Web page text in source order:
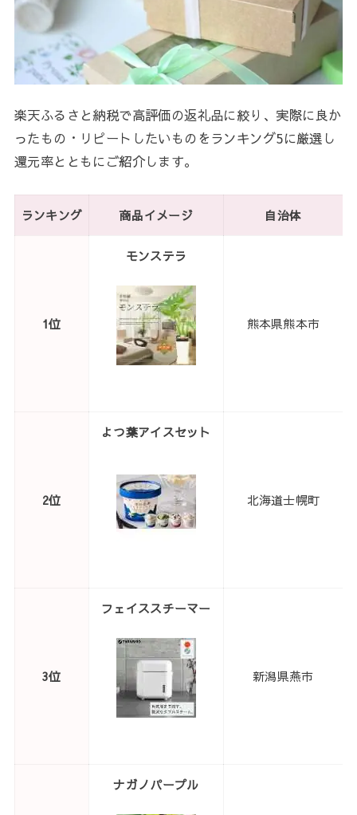
楽天ふるさと納税で高評価の返礼品に絞り、実際に良か
ったもの・リピートしたいものをランキング5に厳選し
還元率とともにご紹介します。
ランキング 商品イメージ 自治体
1位
モンステラ
熊本県熊本市
2位
よつ葉アイスセット
北海道士幌町
3位
フェイススチーマー
新潟県燕市
ナガノパープル